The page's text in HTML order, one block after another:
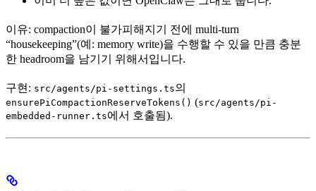
이유: compaction이 불가피해지기 전에 multi-turn
“housekeeping”(예: memory write)을 수행할 수 있을 만큼 충분
한 headroom을 남기기 위해서입니다.
구현: src/agents/pi-settings.ts의
ensurePiCompactionReserveTokens() (src/agents/pi-
embedded-runner.ts에서 호출됨).